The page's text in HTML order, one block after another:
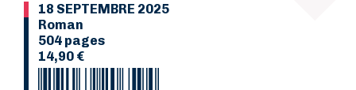
18 SEPTEMBRE 2025
Roman
504 pages
14,90 €